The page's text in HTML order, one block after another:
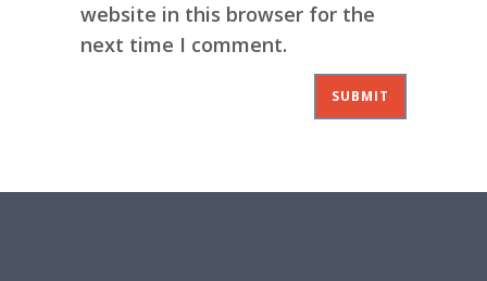
website in this browser for the
next time I comment.